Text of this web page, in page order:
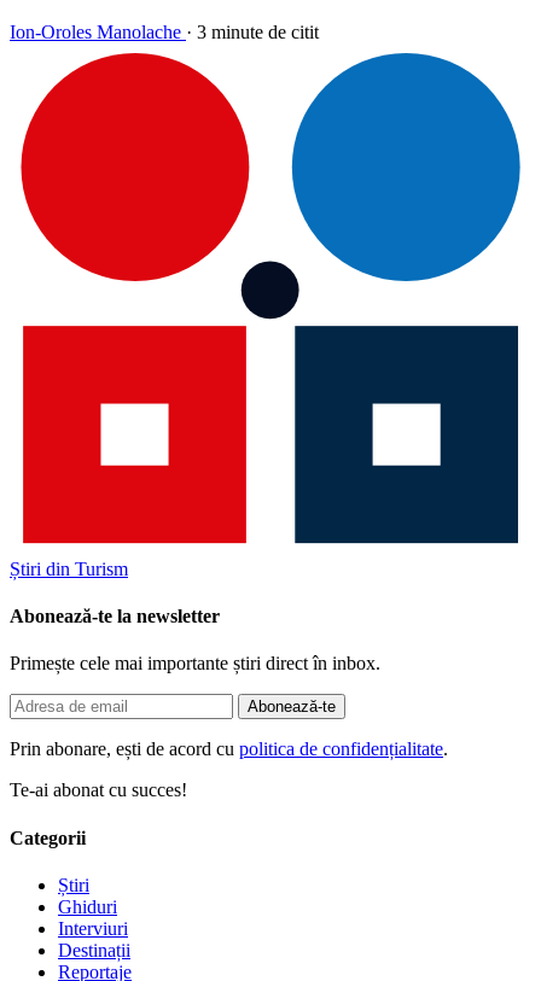
Ion-Oroles Manolache · 3 minute de citit
Știri din Turism
Abonează-te la newsletter
Primește cele mai importante știri direct în inbox.
Abonează-te
Prin abonare, ești de acord cu politica de confidențialitate.
Te-ai abonat cu succes!
Categorii
Știri
Ghiduri
Interviuri
Destinații
Reportaje